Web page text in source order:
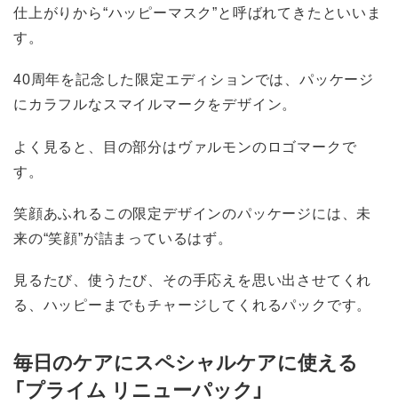
仕上がりから“ハッピーマスク”と呼ばれてきたといいま
す。
40周年を記念した限定エディションでは、パッケージ
にカラフルなスマイルマークをデザイン。
よく見ると、目の部分はヴァルモンのロゴマークで
す。
笑顔あふれるこの限定デザインのパッケージには、未
来の“笑顔”が詰まっているはず。
見るたび、使うたび、その手応えを思い出させてくれ
る、ハッピーまでもチャージしてくれるパックです。
毎日のケアにスペシャルケアに使える
「プライム リニューパック」